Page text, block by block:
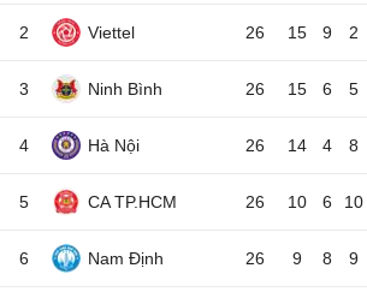
2 Viettel 26 15 9 2
3 Ninh Bình 26 15 6 5
4 Hà Nội 26 14 4 8
5 CA TP.HCM 26 10 6 10
6 Nam Định 26 9 8 9